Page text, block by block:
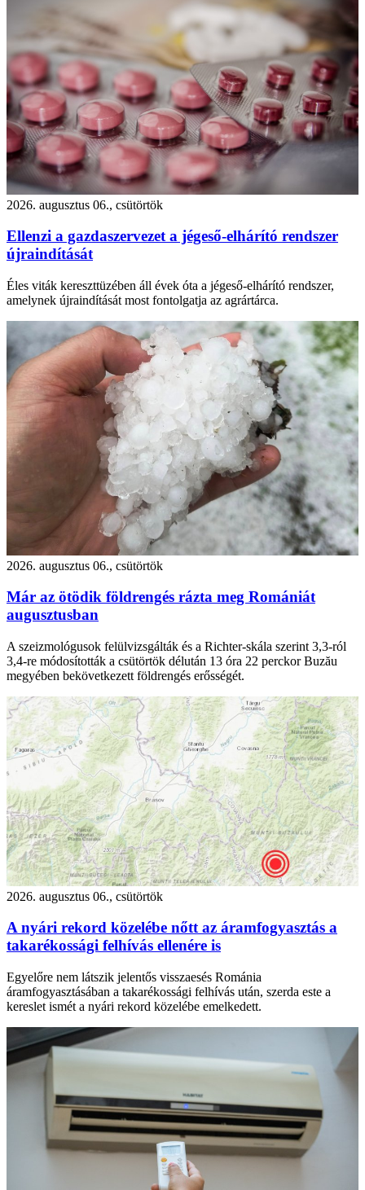
2026. augusztus 06., csütörtök
Ellenzi a gazdaszervezet a jégeső-elhárító rendszer
újraindítását
Éles viták kereszttüzében áll évek óta a jégeső-elhárító rendszer,
amelynek újraindítását most fontolgatja az agrártárca.
2026. augusztus 06., csütörtök
Már az ötödik földrengés rázta meg Romániát
augusztusban
A szeizmológusok felülvizsgálták és a Richter-skála szerint 3,3-ról
3,4-re módosították a csütörtök délután 13 óra 22 perckor Buzău
megyében bekövetkezett földrengés erősségét.
2026. augusztus 06., csütörtök
A nyári rekord közelébe nőtt az áramfogyasztás a
takarékossági felhívás ellenére is
Egyelőre nem látszik jelentős visszaesés Románia
áramfogyasztásában a takarékossági felhívás után, szerda este a
kereslet ismét a nyári rekord közelébe emelkedett.